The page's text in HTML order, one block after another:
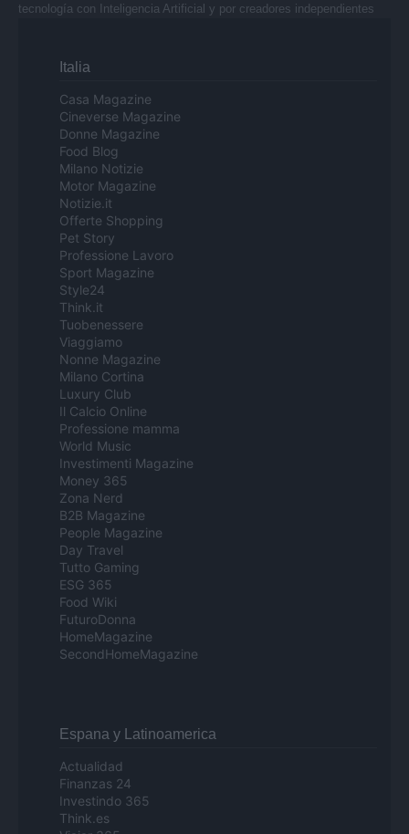
tecnología con Inteligencia Artificial y por creadores independientes
Italia
Casa Magazine
Cineverse Magazine
Donne Magazine
Food Blog
Milano Notizie
Motor Magazine
Notizie.it
Offerte Shopping
Pet Story
Professione Lavoro
Sport Magazine
Style24
Think.it
Tuobenessere
Viaggiamo
Nonne Magazine
Milano Cortina
Luxury Club
Il Calcio Online
Professione mamma
World Music
Investimenti Magazine
Money 365
Zona Nerd
B2B Magazine
People Magazine
Day Travel
Tutto Gaming
ESG 365
Food Wiki
FuturoDonna
HomeMagazine
SecondHomeMagazine
Espana y Latinoamerica
Actualidad
Finanzas 24
Investindo 365
Think.es